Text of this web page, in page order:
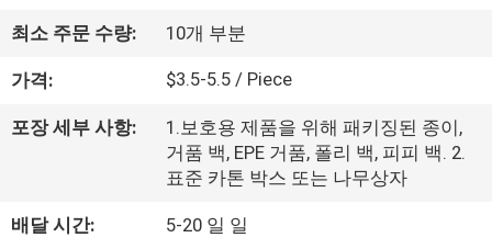
관
한
장
최소 주문 수량: 10개 부분
가격: $3.5-5.5 / Piece
포장 세부 사항:
1.보호용 제품을 위해 패키징된 종이,
거품 백, EPE 거품, 폴리 백, 피피 백. 2.
표준 카톤 박스 또는 나무상자
배달 시간: 5-20 일 일